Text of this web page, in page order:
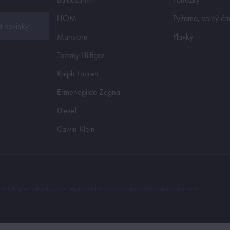
HOM
Manstore
Tommy Hilfiger
Ralph Lauren
Ermenegildo Zegna
Diesel
Calvin Klein
Pyžama, volný
Plavky